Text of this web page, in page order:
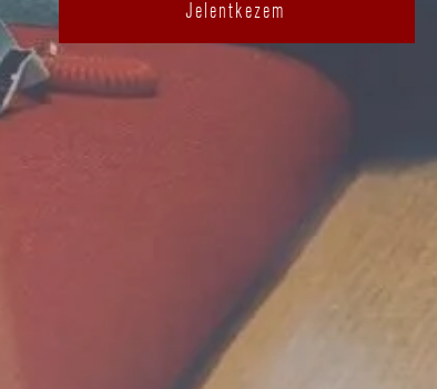
Jelentkezem